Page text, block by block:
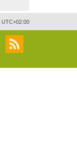
UTC+02:00